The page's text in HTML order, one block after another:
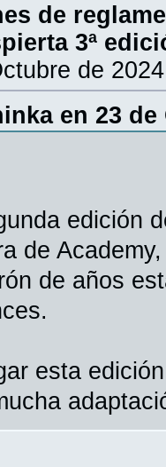
de
3ª
de
en 23 de
edición
de
de años
esta